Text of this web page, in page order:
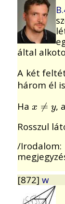
által
A két
három él
Ha x ≠ y
x≠y
,
Rosszul
/
[872] w